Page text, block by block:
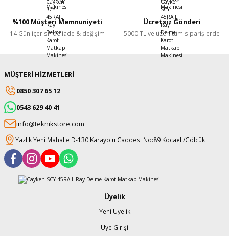
%100 Müşteri Memnuniyeti
14 Gün içerisinde iade & değişim
Ücretsiz Gönderi
5000 TL ve üzeri tüm siparişlerde
MÜŞTERİ HİZMETLERİ
0850 307 65 12
0543 629 40 41
info@teknikstore.com
Yazlık Yeni Mahalle D-130 Karayolu Caddesi No:89 Kocaeli/Gölcük
Üyelik
Yeni Üyelik
Üye Girişi